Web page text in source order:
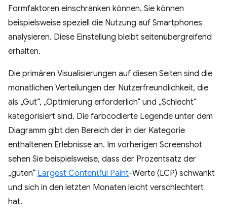
Formfaktoren einschränken können. Sie können
beispielsweise speziell die Nutzung auf Smartphones
analysieren. Diese Einstellung bleibt seitenübergreifend
erhalten.
Die primären Visualisierungen auf diesen Seiten sind die
monatlichen Verteilungen der Nutzerfreundlichkeit, die
als „Gut“, „Optimierung erforderlich“ und „Schlecht“
kategorisiert sind. Die farbcodierte Legende unter dem
Diagramm gibt den Bereich der in der Kategorie
enthaltenen Erlebnisse an. Im vorherigen Screenshot
sehen Sie beispielsweise, dass der Prozentsatz der
„guten“ Largest Contentful Paint-Werte (LCP) schwankt
und sich in den letzten Monaten leicht verschlechtert
hat.